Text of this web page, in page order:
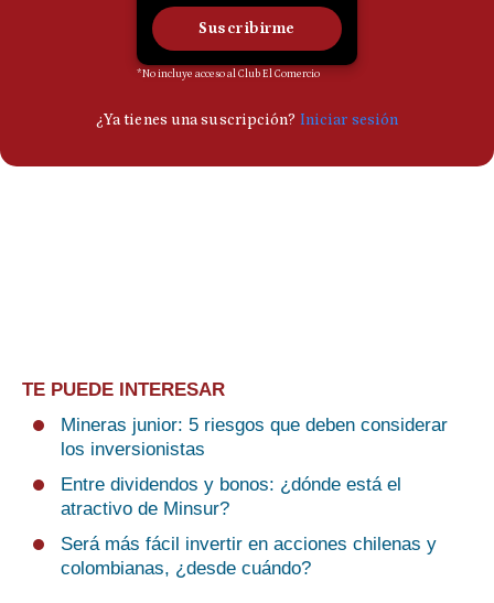
TE PUEDE INTERESAR
Mineras junior: 5 riesgos que deben considerar
los inversionistas
Entre dividendos y bonos: ¿dónde está el
atractivo de Minsur?
Será más fácil invertir en acciones chilenas y
colombianas, ¿desde cuándo?